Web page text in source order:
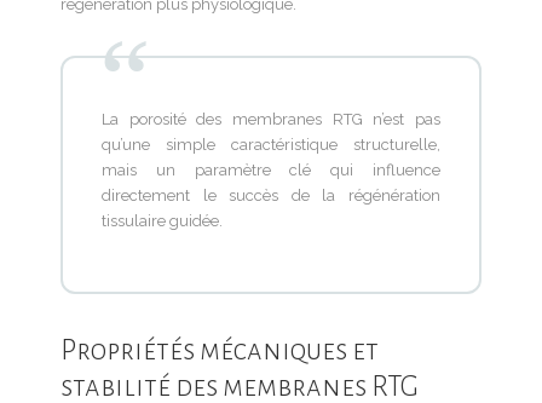
régénération plus physiologique.
La porosité des membranes RTG n’est pas
qu’une simple caractéristique structurelle,
mais un paramètre clé qui influence
directement le succès de la régénération
tissulaire guidée.
Propriétés mécaniques et
stabilité des membranes RTG